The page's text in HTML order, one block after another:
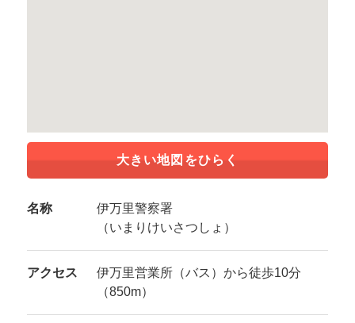
大きい地図をひらく
名称
伊万里警察署
（いまりけいさつしょ）
アクセス
伊万里営業所（バス）から徒歩10分
（850m）